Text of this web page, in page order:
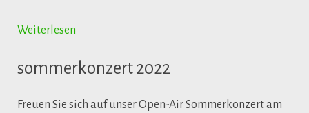
Weiterlesen
sommerkonzert 2022
Freuen Sie sich auf unser Open-Air Sommerkonzert am